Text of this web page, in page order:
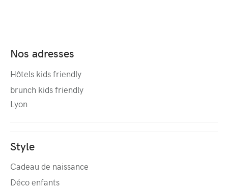
Nos adresses
Hôtels kids friendly
brunch kids friendly
Lyon
Style
Cadeau de naissance
Déco enfants